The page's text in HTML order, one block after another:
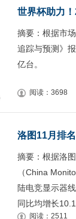
世界杯助力
摘要：根据市
追踪与预测》
亿台。
阅读：3698
洛图11月排
摘要：根据洛
（China
陆电竞显示器
同比均增长
阅读：2511